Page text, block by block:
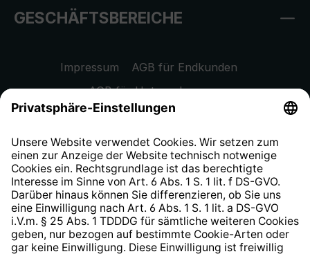
GESCHÄFTSBEREICHE
Impressum
AGB für Endkunden
AGB für Unternehmen
Datenschutzhinweis
Widerrufsrecht
Hinweisgeberschutzsystem
Barrierefreiheit